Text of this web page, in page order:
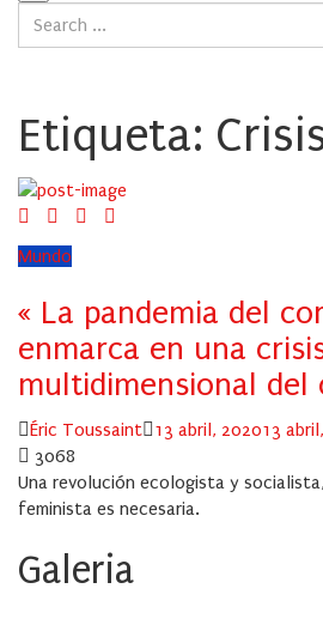
Etiqueta:
Mundo
« La pandemia del
enmarca en una
multidimensional del
Author
Éric Toussaint
Posted
13 abril, 202013
3068
Una revolución ecologista y
feminista es necesaria.
Galeria